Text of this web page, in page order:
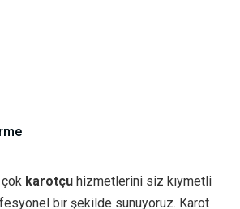
karotçu hizmetlerini siz kıymetli
bir şekilde sunuyoruz. Karot